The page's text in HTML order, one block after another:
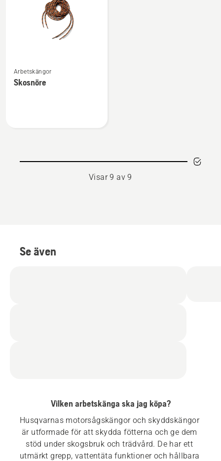
mer
information
Arbetskängor
Skosnöre
Visar 9 av 9
Se även
Vilken arbetskänga ska jag köpa?
Husqvarnas motorsågskängor och skyddskängor
är utformade för att skydda fötterna och ge dem
stöd under skogsbruk och trädvård. De har ett
utmärkt grepp, vattentäta funktioner och hållbara